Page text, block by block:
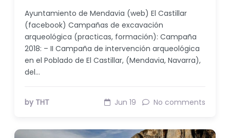
Ayuntamiento de Mendavia (web) El Castillar
(facebook) Campañas de excavación
arqueológica (practicas, formación): Campaña
2018: – II Campaña de intervención arqueológica
en el Poblado de El Castillar, (Mendavia, Navarra),
del…
by THT Jun 19 No comments